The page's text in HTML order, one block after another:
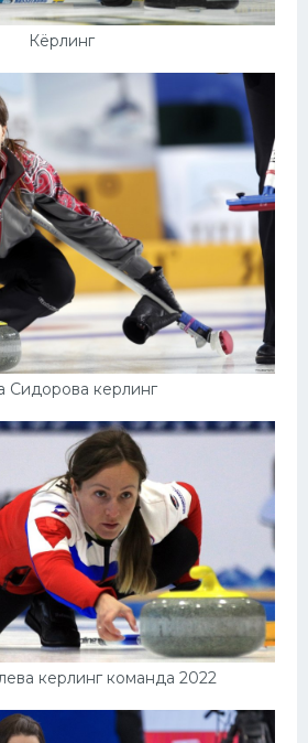
Кёрлинг
Сидорова керлинг
керлинг команда 2022